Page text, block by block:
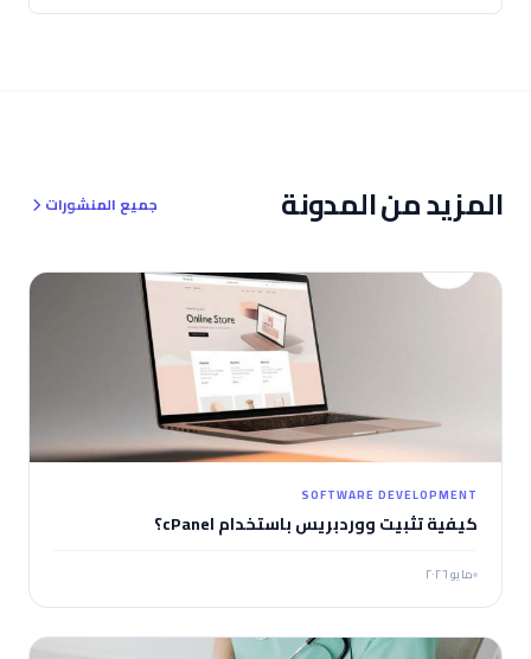
المزيد من المدونة جميع المنشورات
SOFTWARE DEVELOPMENT
كيفية تثبيت ووردبريس باستخدام cPanel؟
مايو ٢٠٢٦